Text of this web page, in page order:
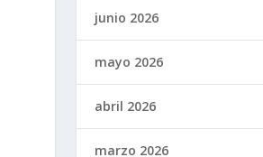
junio 2026
mayo 2026
abril 2026
marzo 2026